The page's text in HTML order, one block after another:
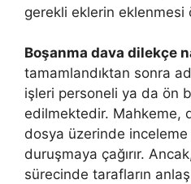
gerekli eklerin eklenmesi
Boşanma dava dilekçe
tamamlandıktan sonra
işleri personeli ya da ön
edilmektedir. Mahkeme,
dosya üzerinde inceleme
duruşmaya çağırır.
sürecinde tarafların